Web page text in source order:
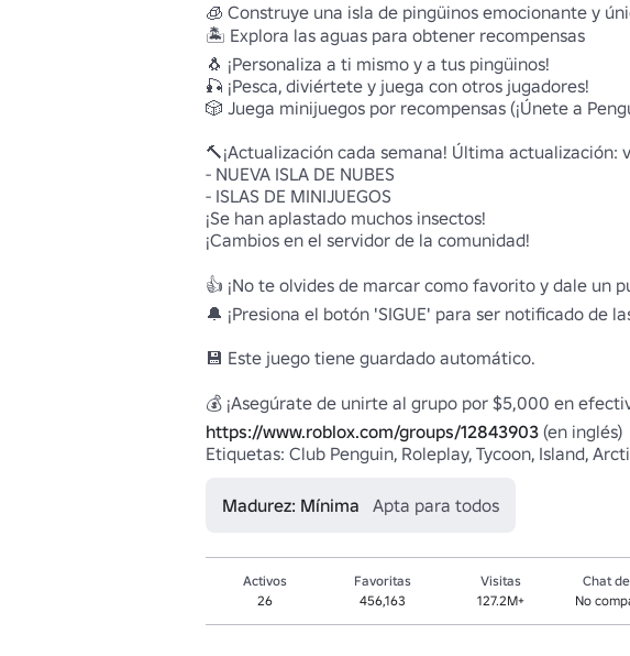
🧊 Construye una isla de pingüinos emocionante y
🏝️ Explora las aguas para obtener recompensas
🐧 ¡Personaliza a ti mismo y a tus pingüinos!
🎣 ¡Pesca, diviértete y juega con otros jugadores!
🎲 Juega minijuegos por recompensas (¡Únete a
🔨¡Actualización cada semana! Última actualización:
- NUEVA ISLA DE NUBES
- ISLAS DE MINIJUEGOS
¡Se han aplastado muchos insectos!
¡Cambios en el servidor de la comunidad!
👍 ¡No te olvides de marcar como favorito y dale un
🔔 ¡Presiona el botón 'SIGUE' para ser notificado de
💾 Este juego tiene guardado automático.
https://www.roblox.com/groups/12843903 (en inglés)
Etiquetas: Club Penguin, Roleplay, Tycoon, Island,
Madurez: Mínima Apta para todos
Activos
26
Favoritas
456,163
Visitas
127.2M+
Chat
No